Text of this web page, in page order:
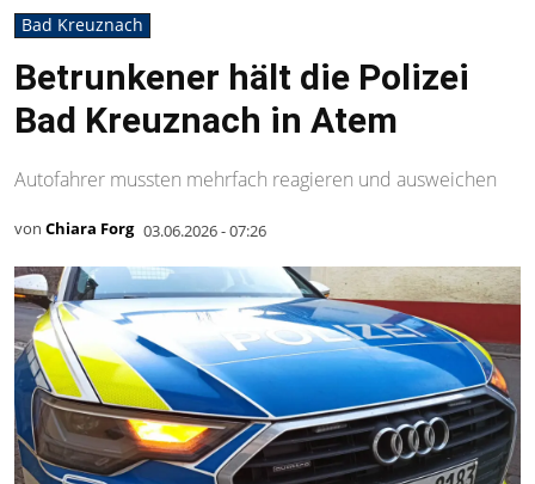
Bad Kreuznach
Betrunkener hält die Polizei
Bad Kreuznach in Atem
Autofahrer mussten mehrfach reagieren und ausweichen
von Chiara Forg 03.06.2026 - 07:26